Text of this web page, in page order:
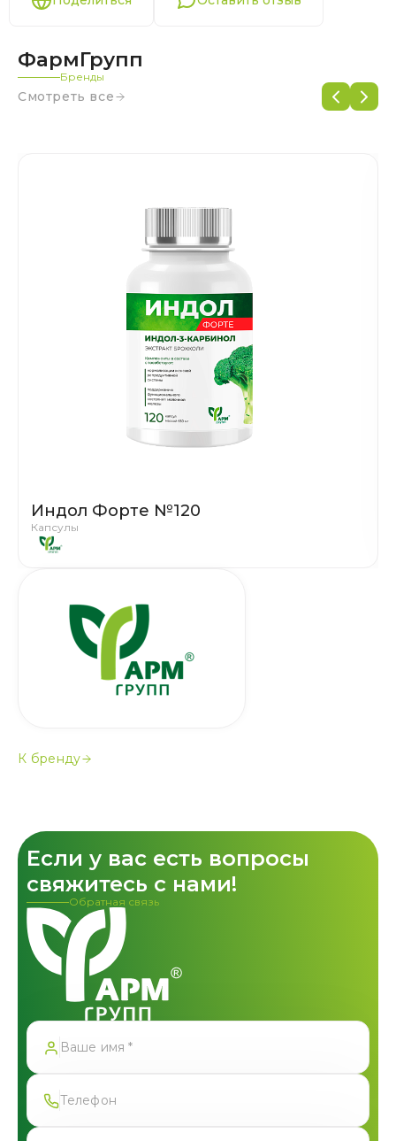
ФармГрупп
Бренды
Смотреть все
К бренду
Индол Форте №120
Капсулы
Если у вас есть вопросы
свяжитесь с нами!
Обратная связь
Форма успешно отправлена